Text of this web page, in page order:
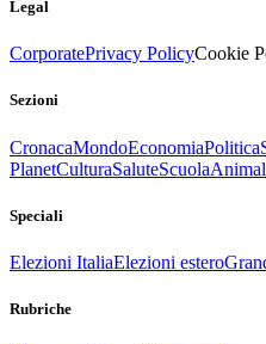
Legal
CorporatePrivacy PolicyCookie
Sezioni
CronacaMondoEconomiaPolitica
PlanetCulturaSaluteScuola
Speciali
Elezioni ItaliaElezioni estero
Rubriche